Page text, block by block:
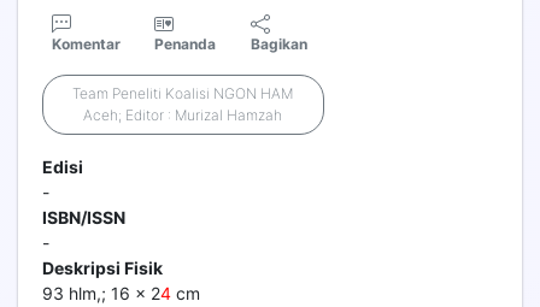
Komentar Penanda Bagikan
Team Peneliti Koalisi NGON HAM
Aceh; Editor : Murizal Hamzah
Edisi
-
ISBN/ISSN
-
Deskripsi Fisik
93 hlm,; 16 x 24 cm